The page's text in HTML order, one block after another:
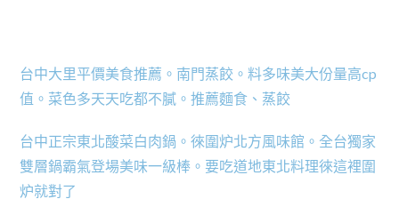
台中大里平價美食推薦。南門蒸餃。料多味美大份量高cp
值。菜色多天天吃都不膩。推薦麵食、蒸餃
台中正宗東北酸菜白肉鍋。徠圍炉北方風味館。全台獨家
雙層鍋霸氣登場美味一級棒。要吃道地東北料理徠這裡圍
炉就對了